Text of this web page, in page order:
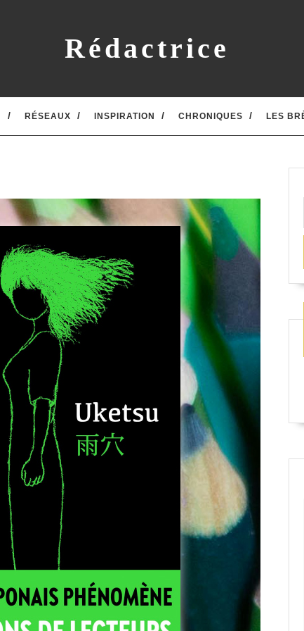
Rédactrice
RÉSEAUX INSPIRATION CHRONIQUES LES